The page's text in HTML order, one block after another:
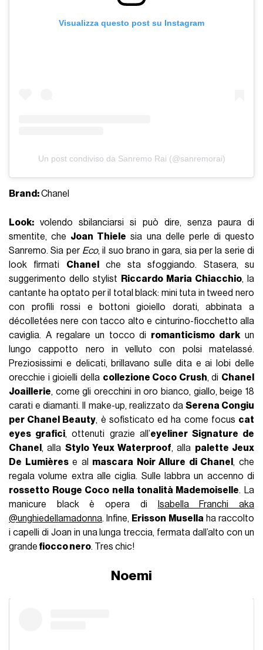
Visualizza questo post su Instagram
Un post condiviso da Sanremo Rai (@sanremorai)
Brand:Chanel
Look: volendo sbilanciarsi si può dire, senza paura di
smentite, che Joan Thiele sia una delle perle di questo
Sanremo. Sia per Eco, il suo brano in gara, sia per la serie di
look firmati Chanel
che sta sfoggiando. Stasera, su
suggerimento dello stylist
Riccardo Maria Chiacchio, la
cantante ha optato per il total black: mini tuta in tweed nero
con profili rossi e bottoni gioiello dorati, abbinata a
décolletées nere con tacco alto e cinturino-fiocchetto alla
caviglia. A regalare un tocco di romanticismo dark un
lungo cappotto nero in velluto con polsi matelassé.
Preziosissimi e delicati, brillavano sulle dita e ai lobi delle
orecchie i gioielli della collezione Coco Crush, di Chanel
Joaillerie, come gli orecchini in oro bianco, giallo, beige 18
carati e diamanti. Il make-up, realizzato da Serena Congiu
per Chanel Beauty, è sofisticato ed ha come focus cat
eyes grafici, ottenuti grazie all’eyeliner Signature de
Chanel , alla Stylo Yeux Waterproof, alla palette Jeux
De Lumièrese al mascara Noir Allure di Chanel , che
regala volume extra alle ciglia. Sulle labbra un accenno di
rossetto Rouge Coco nella tonalità Mademoiselle. La
manicure black è opera di
Isabella Franchi aka
@unghiedellamadonna. Infine, Erisson Musella ha raccolto
i capelli di Joan in una lunga treccia, fermata dall’alto con un
grande fiocco nero. Tres chic!
Noemi